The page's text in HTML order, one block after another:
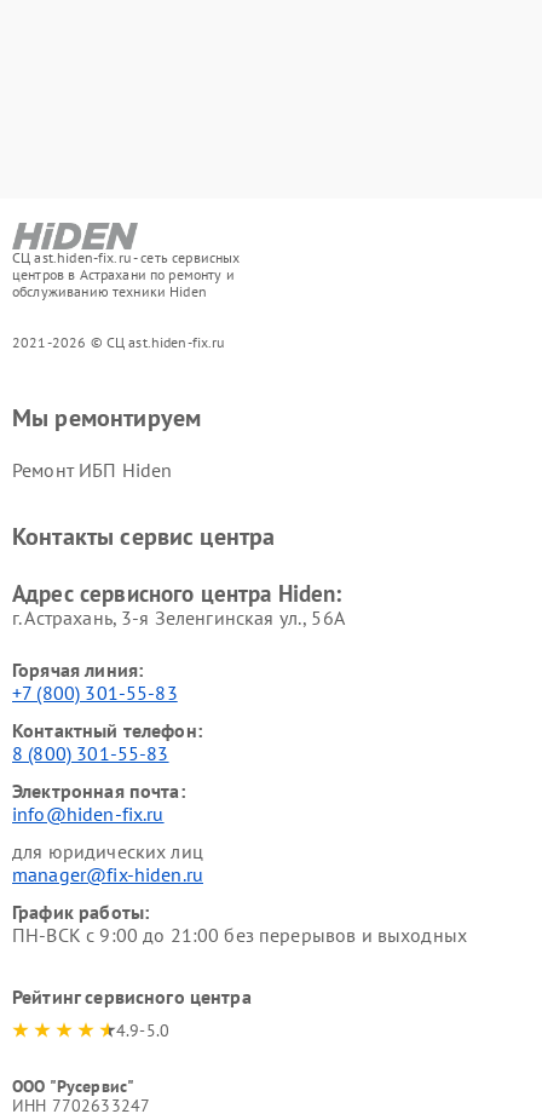
СЦ ast.hiden-fix.ru - сеть сервисных
центров в Астрахани по ремонту и
обслуживанию техники Hiden
2021-2026 © СЦ ast.hiden-fix.ru
Мы ремонтируем
Ремонт ИБП Hiden
Контакты сервис центра
Адрес сервисного центра Hiden:
г. Астрахань, 3-я Зеленгинская ул., 56А
Горячая линия:
+7 (800) 301-55-83
Контактный телефон:
8 (800) 301-55-83
Электронная почта:
info@hiden-fix.ru
для юридических лиц
manager@fix-hiden.ru
График работы:
ПН-ВСК с 9:00 до 21:00 без перерывов и выходных
Рейтинг сервисного центра
4.9-5.0
ООО "Русервис"
ИНН 7702633247